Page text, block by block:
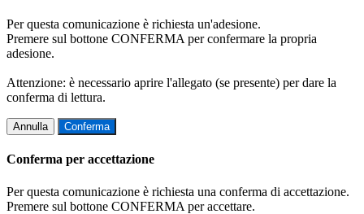
Per questa comunicazione è richiesta un'adesione.
Premere sul bottone CONFERMA per confermare la propria
adesione.
Attenzione: è necessario aprire l'allegato (se presente) per dare la
conferma di lettura.
Annulla Conferma
Conferma per accettazione
Per questa comunicazione è richiesta una conferma di accettazione.
Premere sul bottone CONFERMA per accettare.